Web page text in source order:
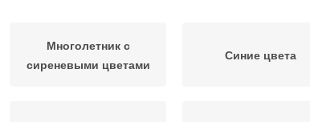
Многолетник с
сиреневыми цветами
Синие цвета